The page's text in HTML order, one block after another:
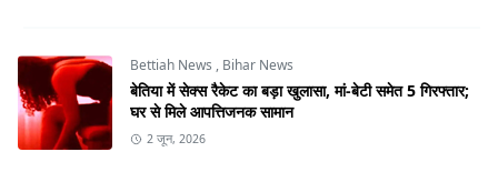
Bettiah News , Bihar News
बेतिया में सेक्स रैकेट का बड़ा खुलासा, मां-बेटी समेत 5 गिरफ्तार;
घर से मिले आपत्तिजनक सामान
2 जून, 2026